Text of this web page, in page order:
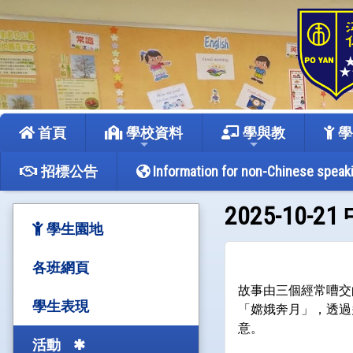
首頁 學校資料 學與教
招標公告 Information for non-Chinese
學生園地
各班網頁
學生表現
活動
2025-10-
故事由三個經常嘈
「嫦娥奔月」，透
意。